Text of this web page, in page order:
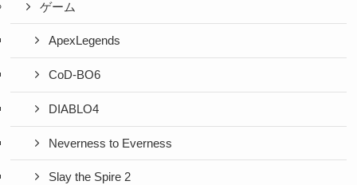
ゲーム
ApexLegends
CoD-BO6
DIABLO4
Neverness to Everness
Slay the Spire 2